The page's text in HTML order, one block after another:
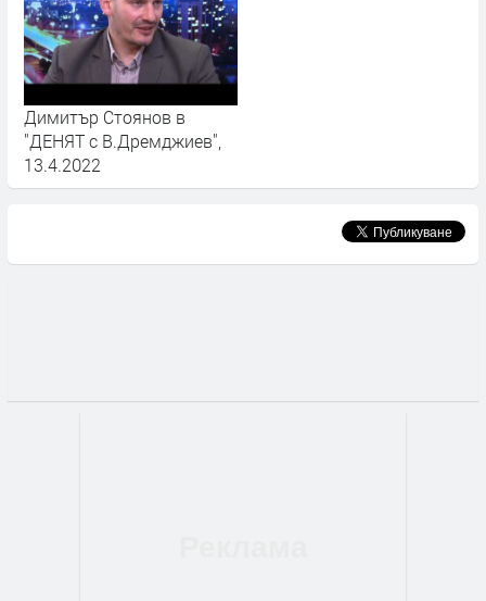
Димитър Стоянов в
"ДЕНЯТ с В.Дремджиев",
13.4.2022